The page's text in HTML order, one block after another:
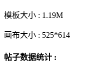
模板大小 : 1.19M
画布大小 : 525*614
帖子数据统计 :